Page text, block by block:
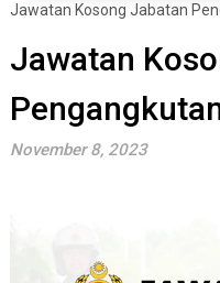
Jawatan Kosong Jabatan
Jawatan
November 8, 2023